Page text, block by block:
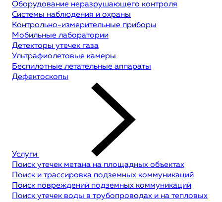
Оборудование неразрушающего контроля
Системы наблюдения и охраны
Контрольно-измерительные приборы
Мобильные лаборатории
Детекторы утечек газа
Ультрафиолетовые камеры
Беспилотные летательные аппараты
Дефектоскопы
Услуги
Поиск утечек метана на площадных объектах
Поиск и трассировка подземных коммуникаций
Поиск повреждений подземных коммуникаций
Поиск утечек воды в трубопроводах и на тепловых